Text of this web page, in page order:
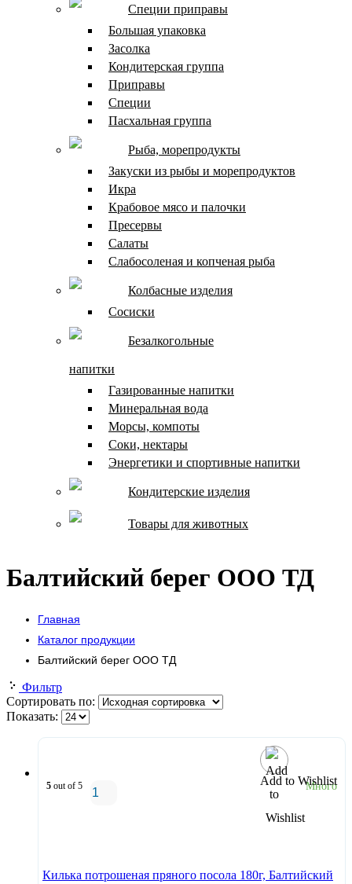
Специи приправы
Большая упаковка
Засолка
Кондитерская группа
Приправы
Специи
Пасхальная группа
Рыба, морепродукты
Закуски из рыбы и морепродуктов
Икра
Крабовое мясо и палочки
Пресервы
Салаты
Слабосоленая и копченая рыба
Колбасные изделия
Сосиски
Безалкогольные
напитки
Газированные напитки
Минеральная вода
Морсы, компоты
Соки, нектары
Энергетики и спортивные напитки
Кондитерские изделия
Товары для животных
Балтийский берег ООО ТД
Главная
Каталог продукции
Балтийский берег ООО ТД
Фильтр
Сортировать по:
Показать:
Add to Wishlist
5 out of 5 Много
Килька потрошеная пряного посола 180г, Балтийский